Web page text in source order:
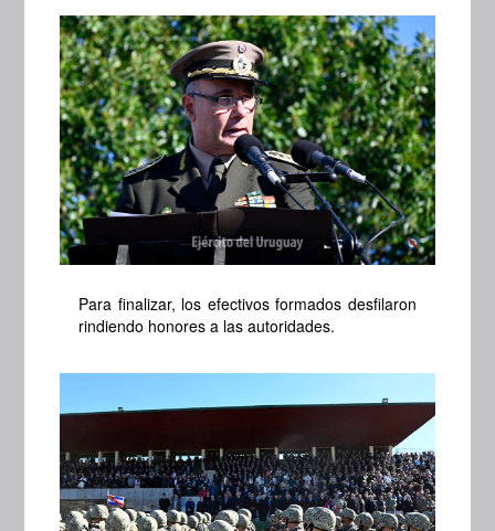
Para finalizar, los efectivos formados desfilaron
rindiendo honores a las autoridades.